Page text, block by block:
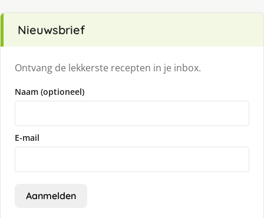
Nieuwsbrief
Ontvang de lekkerste recepten in je inbox.
Naam (optioneel)
E-mail
Aanmelden